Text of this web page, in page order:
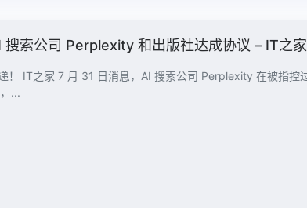
搜索公司 Perplexity 和出版社达成协议 – IT之家
据数周
...